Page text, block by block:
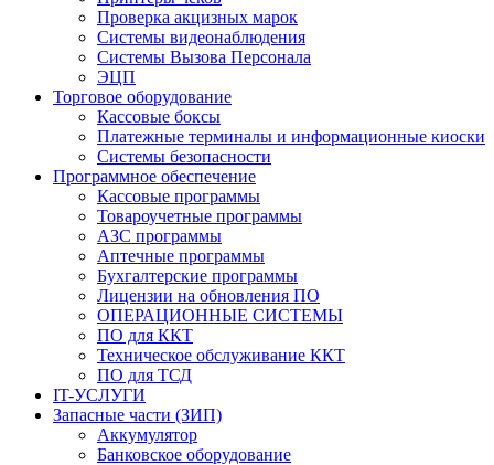
Проверка акцизных марок
Системы видеонаблюдения
Системы Вызова Персонала
ЭЦП
Торговое оборудование
Кассовые боксы
Платежные терминалы и информационные киоски
Системы безопасности
Программное обеспечение
Кассовые программы
Товароучетные программы
АЗС программы
Аптечные программы
Бухгалтерские программы
Лицензии на обновления ПО
ОПЕРАЦИОННЫЕ СИСТЕМЫ
ПО для ККТ
Техническое обслуживание ККТ
ПО для ТСД
IT-УСЛУГИ
Запасные части (ЗИП)
Аккумулятор
Банковское оборудование